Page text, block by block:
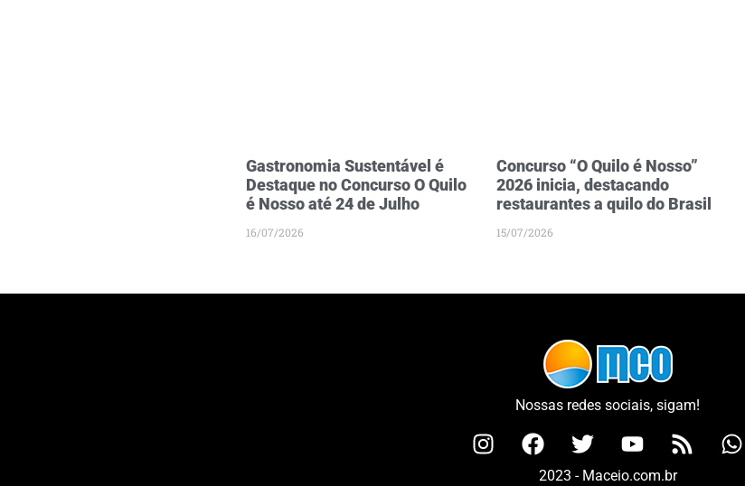
Gastronomia Sustentável é
Destaque no Concurso O Quilo
é Nosso até 24 de Julho
16/07/2026
Concurso “O Quilo é Nosso”
2026 inicia, destacando
restaurantes a quilo do Brasil
15/07/2026
Nossas redes sociais, sigam!
2023 - Maceio.com.br